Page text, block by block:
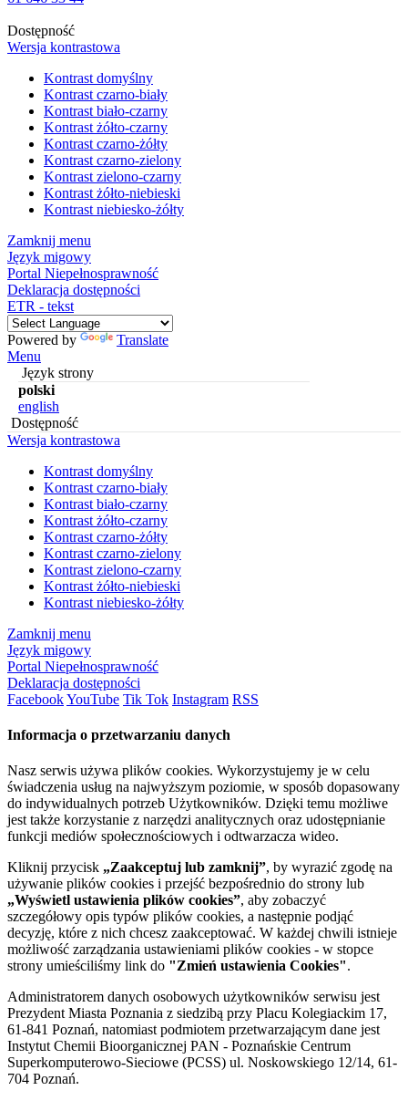
Dostępność
Wersja kontrastowa
Kontrast domyślny
Kontrast czarno-biały
Kontrast biało-czarny
Kontrast żółto-czarny
Kontrast czarno-żółty
Kontrast czarno-zielony
Kontrast zielono-czarny
Kontrast żółto-niebieski
Kontrast niebiesko-żółty
Zamknij menu
Język migowy
Portal Niepełnosprawność
Deklaracja dostępności
ETR - tekst
Powered by
Translate
Menu
Język strony
polski
english
Dostępność
Wersja kontrastowa
Kontrast domyślny
Kontrast czarno-biały
Kontrast biało-czarny
Kontrast żółto-czarny
Kontrast czarno-żółty
Kontrast czarno-zielony
Kontrast zielono-czarny
Kontrast żółto-niebieski
Kontrast niebiesko-żółty
Zamknij menu
Język migowy
Portal Niepełnosprawność
Deklaracja dostępności
FacebookYouTube Tik Tok Instagram RSS
Informacja o przetwarzaniu danych
Nasz serwis używa plików cookies. Wykorzystujemy je w celu
świadczenia usług na najwyższym poziomie, w sposób dopasowany
do indywidualnych potrzeb Użytkowników. Dzięki temu możliwe
jest także korzystanie z narzędzi analitycznych oraz udostępnianie
funkcji mediów społecznościowych i odtwarzacza wideo.
Kliknij przycisk „Zaakceptuj lub zamknij”, by wyrazić zgodę na
używanie plików cookies i przejść bezpośrednio do strony lub
„Wyświetl ustawienia plików cookies”, aby zobaczyć
szczegółowy opis typów plików cookies, a następnie podjąć
decyzję, które z nich chcesz zaakceptować. W każdej chwili istnieje
możliwość zarządzania ustawieniami plików cookies - w stopce
strony umieściliśmy link do "Zmień ustawienia Cookies".
Administratorem danych osobowych użytkowników serwisu jest
Prezydent Miasta Poznania z siedzibą przy Placu Kolegiackim 17,
61-841 Poznań, natomiast podmiotem przetwarzającym dane jest
Instytut Chemii Bioorganicznej PAN - Poznańskie Centrum
Superkomputerowo-Sieciowe (PCSS) ul. Noskowskiego 12/14, 61-
704 Poznań.